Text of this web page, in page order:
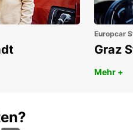
Europcar
Graz
Mehr +